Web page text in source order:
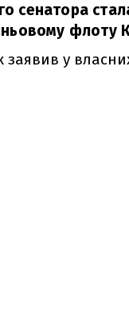
сенатора
флоту
у